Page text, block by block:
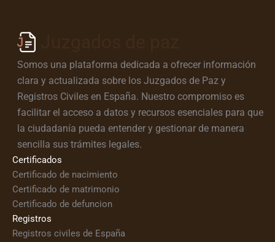
Somos una plataforma dedicada a ofrecer información
clara y actualizada sobre los Juzgados de Paz y
Registros Civiles en España. Nuestro compromiso es
facilitar el acceso a datos y recursos esenciales para que
la ciudadanía pueda entender y gestionar de manera
sencilla sus trámites legales.
Certificados
Certificado de nacimiento
Certificado de matrimonio
Certificado de defuncion
Registros
Registros civiles de España